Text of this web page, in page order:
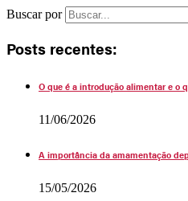
Buscar por
Posts recentes:
O que é a introdução alimentar e o
11/06/2026
A importância da amamentação
15/05/2026